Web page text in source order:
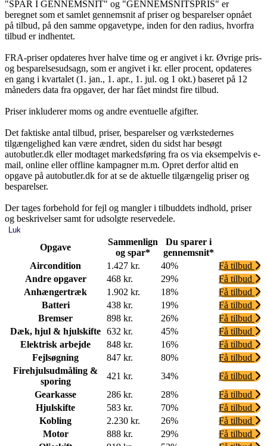
"SPAR I GENNEMSNIT" og "GENNEMSNITSPRIS" er
beregnet som et samlet gennemsnit af priser og besparelser opnået
på tilbud, på den samme opgavetype, inden for den radius, hvorfra
tilbud er indhentet.
FRA-priser opdateres hver halve time og er angivet i kr. Øvrige pris-
og besparelsesudsagn, som er angivet i kr. eller procent, opdateres
en gang i kvartalet (1. jan., 1. apr., 1. jul. og 1 okt.) baseret på 12
måneders data fra opgaver, der har fået mindst fire tilbud.
Priser inkluderer moms og andre eventuelle afgifter.
Det faktiske antal tilbud, priser, besparelser og værkstedernes
tilgængelighed kan være ændret, siden du sidst har besøgt
autobutler.dk eller modtaget markedsføring fra os via eksempelvis e-
mail, online eller offline kampagner m.m. Opret derfor altid en
opgave på autobutler.dk for at se de aktuelle tilgængelig priser og
besparelser.
Der tages forbehold for fejl og mangler i tilbuddets indhold, priser
og beskrivelser samt for udsolgte reservedele.
Luk
Opgave
Sammenlign
og spar*
Du sparer i
gennemsnit*
Aircondition
1.427 kr. 40%
Få tilbud
Andre opgaver
468 kr. 29%
Få tilbud
Anhængertræk
1.902 kr. 18%
Få tilbud
Batteri
438 kr. 19%
Få tilbud
Bremser
898 kr. 26%
Få tilbud
Dæk, hjul & hjulskifte 632 kr. 45%
Få tilbud
Elektrisk arbejde
848 kr. 16%
Få tilbud
Fejlsøgning
847 kr. 80%
Få tilbud
Firehjulsudmåling &
sporing
421 kr. 34%
Få tilbud
Gearkasse
286 kr. 28%
Få tilbud
Hjulskifte
583 kr. 70%
Få tilbud
Kobling
2.230 kr. 26%
Få tilbud
Motor
888 kr. 29%
Få tilbud